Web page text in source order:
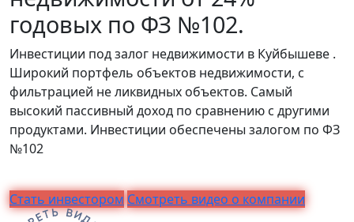
годовых по ФЗ №102.
Инвестиции под залог недвижимости в Куйбышеве .
Широкий портфель объектов недвижимости, с
фильтрацией не ликвидных объектов. Самый
высокий пассивный доход по сравнению с другими
продуктами. Инвестиции обеспечены залогом по ФЗ
№102
Стать инвестором Смотреть видео о компании